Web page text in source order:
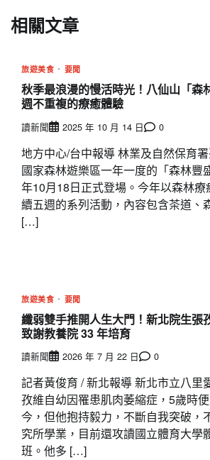
相關文章
旅遊美食 要聞
秋季最浪漫的慢活時光！八仙山「森
週不重複的療癒體驗
讀新聞 2025 年 10 月 14 日 0
地方中心/台中報導 林業及自然保育
國家森林遊樂區一年一度的「森林豐
年10月18日正式登場。今年以森林
續五週的系列活動，內容包含茶道、
[…]
旅遊美食 要聞
纖弱雙手推開人生大門！新北院生張
致謝教養院 33 年培育
讀新聞 2026 年 7 月 22 日 0
記者黃俊育 / 新北報導 新北市立八里
孜維自幼因罹患肌肉萎縮症，5歲時
今，但他抱持毅力，不斷自我突破，
究所學業，目前還攻讀國立體育大學
班。他多 […]